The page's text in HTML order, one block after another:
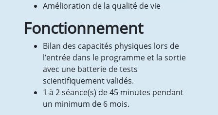
Amélioration de la qualité de vie
Fonctionnement
Bilan des capacités physiques lors de
l’entrée dans le programme et la sortie
avec une batterie de tests
scientifiquement validés.
1 à 2 séance(s) de 45 minutes pendant
un minimum de 6 mois.